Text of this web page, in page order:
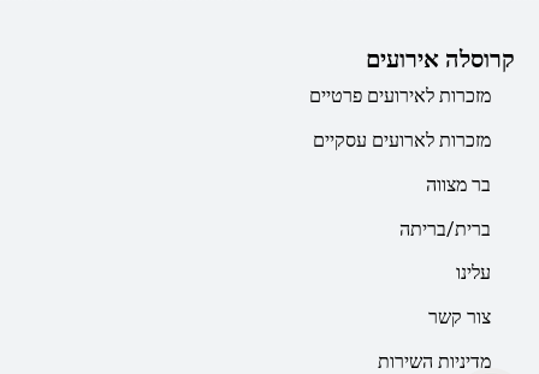
קרוסלה אירועים
מזכרות לאירועים פרטיים
מזכרות לארועים עסקיים
בר מצווה
ברית/בריתה
עלינו
צור קשר
מדיניות השירות